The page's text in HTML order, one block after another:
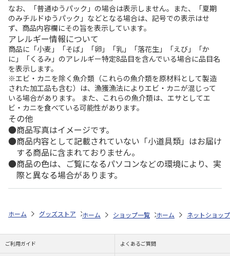
なお、「普通ゆうパック」の場合は表示しません。また、「夏期
のみチルドゆうパック」などとなる場合は、記号での表示はせ
ず、商品内容欄にその旨を表示しています。
アレルギー情報について
商品に「小麦」「そば」「卵」「乳」「落花生」「えび」「か
に」「くるみ」のアレルギー特定8品目を含んでいる場合に品目名
を表示します。
※エビ・カニを除く魚介類（これらの魚介類を原材料として製造
された加工品も含む）は、漁獲漁法によりエビ・カニが混じって
いる場合があります。 また、これらの魚介類は、エサとしてエ
ビ・カニを食べている可能性があります。
その他
商品写真はイメージです。
商品内容として記載されていない「小道具類」はお届け
する商品に含まれておりません。
商品の色は、ご覧になるパソコンなどの環境により、実
際と異なる場合があります。
ホーム グッズストア スポーツ・スポーツ選手 NPB（日本野球機構）
ホーム ショップ一覧 レッツ 26SNOOPY
ホーム ネットショップ
ご利用ガイド よくあるご質問